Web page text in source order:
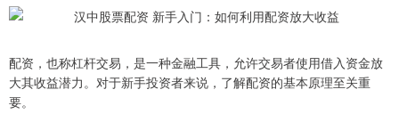
配资，也称杠杆交易，是一种金融工具，允许交易者使用借入资金放
大其收益潜力。对于新手投资者来说，了解配资的基本原理至关重
要。